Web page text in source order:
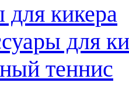
для кикера
для
теннис